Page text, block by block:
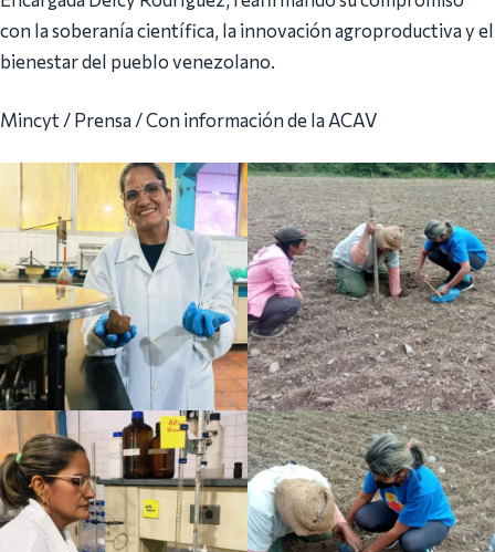
con la soberanía científica, la innovación agroproductiva y el
bienestar del pueblo venezolano.
Mincyt / Prensa / Con información de la ACAV